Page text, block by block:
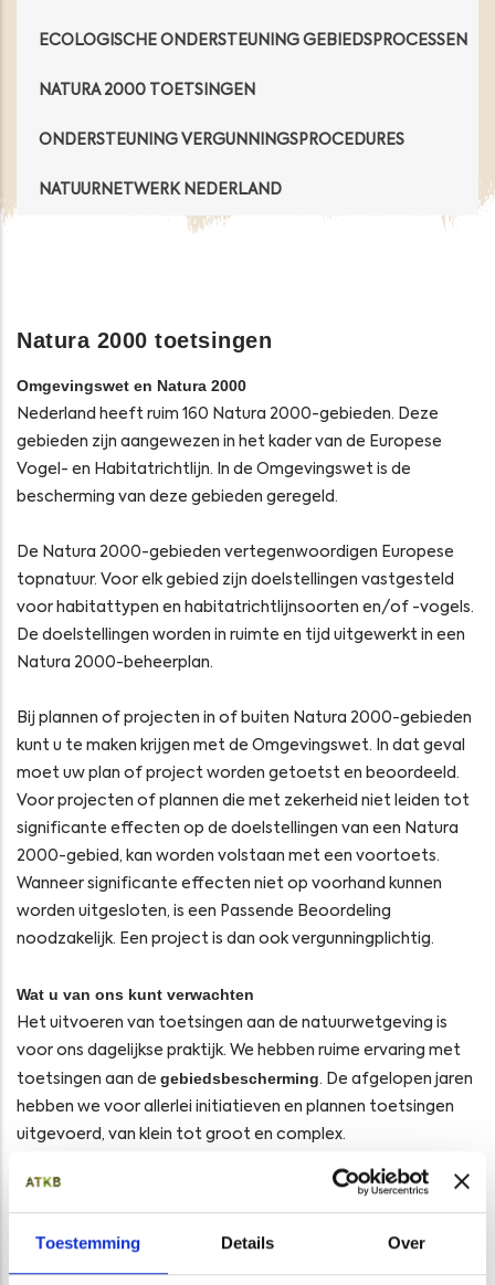
Toestemming Details Over
ECOLOGISCHE ONDERSTEUNING GEBIEDSPROCESSEN
NATURA 2000 TOETSINGEN
ONDERSTEUNING VERGUNNINGSPROCEDURES
NATUURNETWERK NEDERLAND
Natura 2000 toetsingen
Omgevingswet en Natura 2000
Nederland heeft ruim 160 Natura 2000-gebieden. Deze
gebieden zijn aangewezen in het kader van de Europese
Vogel- en Habitatrichtlijn. In de Omgevingswet is de
bescherming van deze gebieden geregeld.
De Natura 2000-gebieden vertegenwoordigen Europese
topnatuur. Voor elk gebied zijn doelstellingen vastgesteld
voor habitattypen en habitatrichtlijnsoorten en/of -vogels.
De doelstellingen worden in ruimte en tijd uitgewerkt in een
Natura 2000-beheerplan.
Bij plannen of projecten in of buiten Natura 2000-gebieden
kunt u te maken krijgen met de Omgevingswet. In dat geval
moet uw plan of project worden getoetst en beoordeeld.
Voor projecten of plannen die met zekerheid niet leiden tot
significante effecten op de doelstellingen van een Natura
2000-gebied, kan worden volstaan met een voortoets.
Wanneer significante effecten niet op voorhand kunnen
worden uitgesloten, is een Passende Beoordeling
noodzakelijk. Een project is dan ook vergunningplichtig.
Wat u van ons kunt verwachten
Het uitvoeren van toetsingen aan de natuurwetgeving is
voor ons dagelijkse praktijk. We hebben ruime ervaring met
toetsingen aan de gebiedsbescherming. De afgelopen jaren
hebben we voor allerlei initiatieven en plannen toetsingen
uitgevoerd, van klein tot groot en complex.
Onze rapportages hebben de strengste juridische toets
meermaals doorstaan. Onder meer de volgende
organisaties vertrouwen op onze rapportages: DNVGL,
Nuon, Groningen Seaports, Provincie Fryslân, gemeente Den